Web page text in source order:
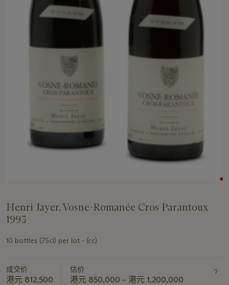
Henri Jayer, Vosne-Romanée Cros Parantoux
1993
10 bottles (75cl) per lot - (cc)
成交价
港元 812,500
估价
港元 850,000 – 港元 1,200,000